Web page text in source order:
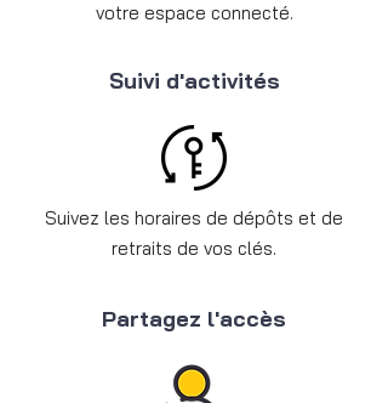
votre espace connecté.
Suivi d'activités
Suivez les horaires de dépôts et de
retraits de vos clés.
Partagez l'accès